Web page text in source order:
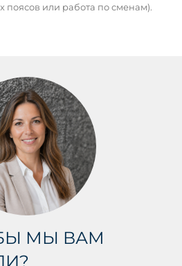
поясов или работа по сменам).
МЫ ВАМ